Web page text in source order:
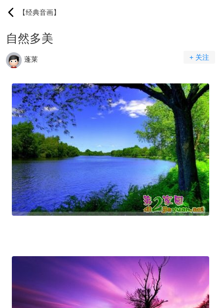
【经典音画】
自然多美
蓬莱 + 关注